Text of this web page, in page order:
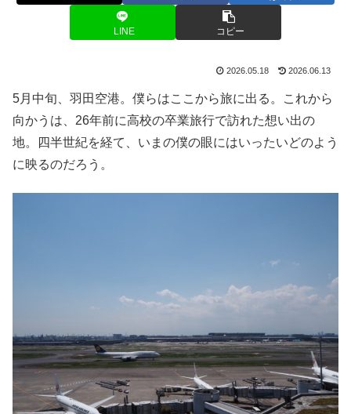
LINE コピー
2026.05.18 2026.06.13
5月中旬、羽田空港。僕らはここから旅に出る。これから
向かうは、26年前に高校の卒業旅行で訪れた想い出の
地。四半世紀を経て、いまの僕の眼にはいったいどのよう
に映るのだろう。